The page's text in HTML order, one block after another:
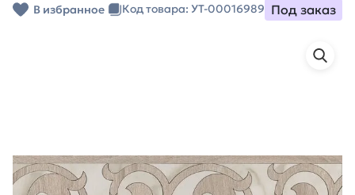
В избранное Код товара: УТ-00016989 Под заказ